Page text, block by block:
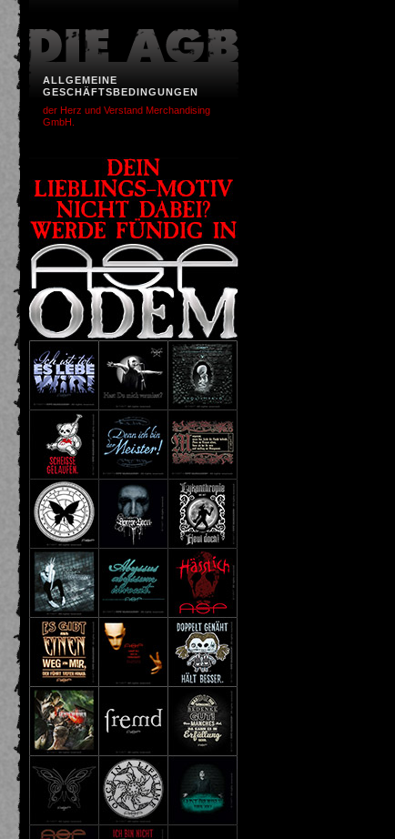
ALLGEMEINE
GESCHÄFTSBEDINGUNGEN
der Herz und Verstand Merchandising
GmbH.